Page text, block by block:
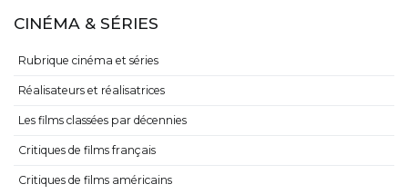
CINÉMA & SÉRIES
Rubrique cinéma et séries
Réalisateurs et réalisatrices
Les films classées par décennies
Critiques de films français
Critiques de films américains